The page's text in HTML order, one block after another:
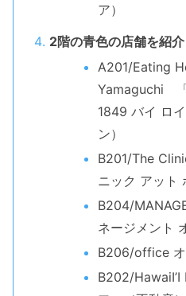
ア）
2階の青色の店舗を紹
A201/Eating
Yamaguchi 「
1849 バイ ロ
ン）
B201/The
ニック アット
B204/
ネージメント
B206/office オ
B202/